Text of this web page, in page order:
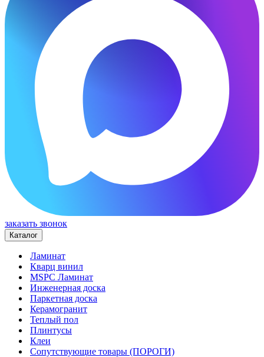
заказать звонок
Каталог
Ламинат
Кварц винил
MSPC Ламинат
Инженерная доска
Паркетная доска
Керамогранит
Теплый пол
Плинтусы
Клеи
Сопутствующие товары (ПОРОГИ)